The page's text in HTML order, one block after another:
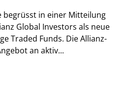
begrüsst in einer Mitteilung
Global Investors als neue
Traded Funds. Die Allianz-
an aktiv...